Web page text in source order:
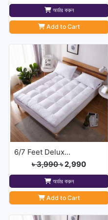
অর্ডার করুন
Add to Cart
6/7 Feet Deluxe Mattress Topper
৳ 3,990৳ 2,990
অর্ডার করুন
Add to Cart